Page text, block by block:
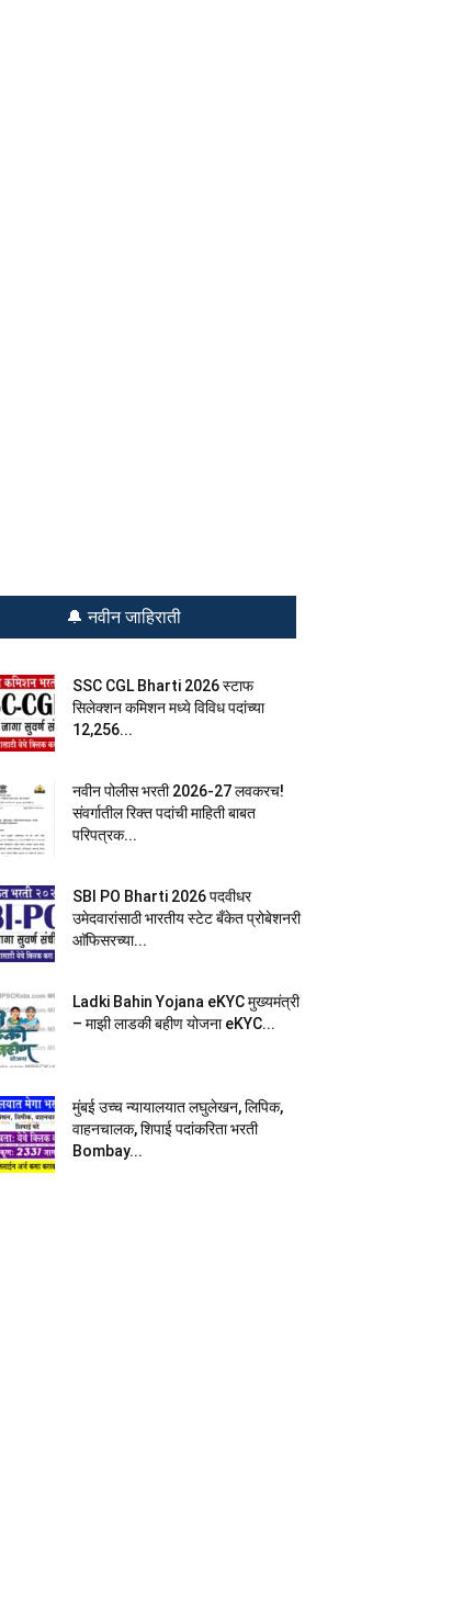
🔔 नवीन जाहिराती
SSC CGL Bharti 2026 स्टाफ
सिलेक्शन कमिशन मध्ये विविध पदांच्या
12,256...
नवीन पोलीस भरती 2026-27 लवकरच!
संवर्गातील रिक्त पदांची माहिती बाबत
परिपत्रक...
SBI PO Bharti 2026 पदवीधर
उमेदवारांसाठी भारतीय स्टेट बँकेत प्रोबेशनरी
आ‍ॅफिसरच्या...
Ladki Bahin Yojana eKYC मुख्यमंत्री
– माझी लाडकी बहीण योजना eKYC...
मुंबई उच्च न्यायालयात लघुलेखन, लिपिक,
वाहनचालक, शिपाई पदांकरिता भरती
Bombay...